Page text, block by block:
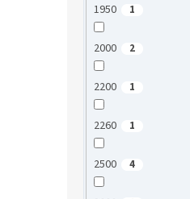
1950 1
2000 2
2200 1
2260 1
2500 4